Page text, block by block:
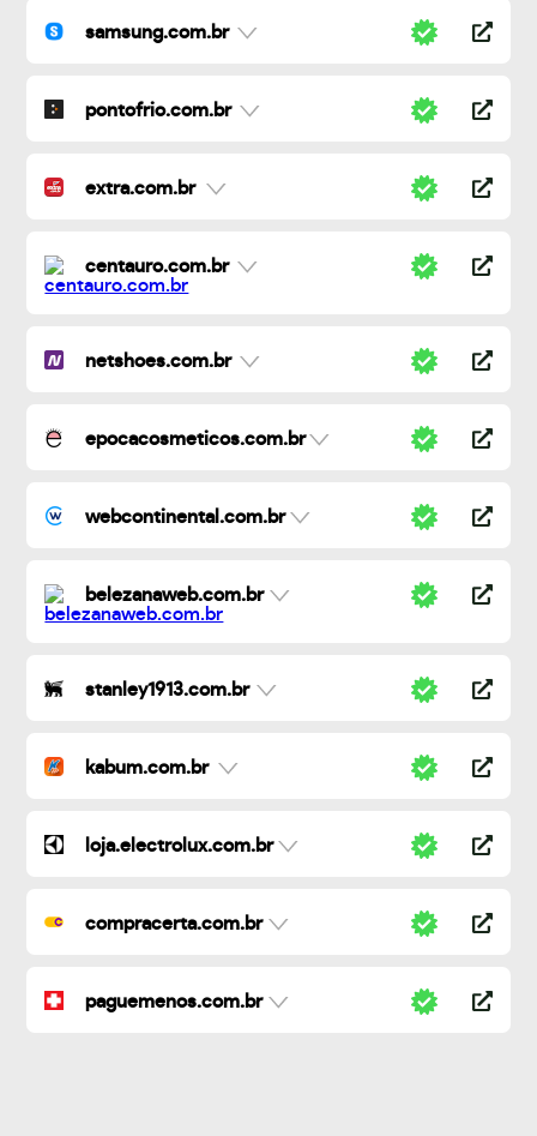
samsung.com.br
pontofrio.com.br
extra.com.br
centauro.com.br
netshoes.com.br
epocacosmeticos.com.br
webcontinental.com.br
belezanaweb.com.br
stanley1913.com.br
kabum.com.br
loja.electrolux.com.br
compracerta.com.br
paguemenos.com.br